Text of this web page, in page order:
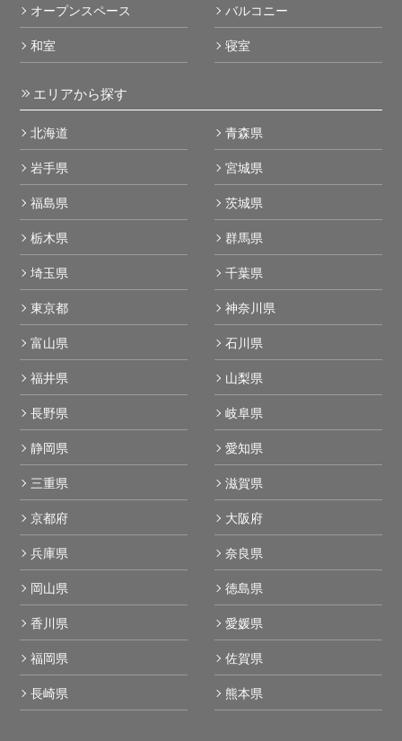
オープンスペース
バルコニー
和室
寝室
エリアから探す
北海道
青森県
岩手県
宮城県
福島県
茨城県
栃木県
群馬県
埼玉県
千葉県
東京都
神奈川県
富山県
石川県
福井県
山梨県
長野県
岐阜県
静岡県
愛知県
三重県
滋賀県
京都府
大阪府
兵庫県
奈良県
岡山県
徳島県
香川県
愛媛県
福岡県
佐賀県
長崎県
熊本県